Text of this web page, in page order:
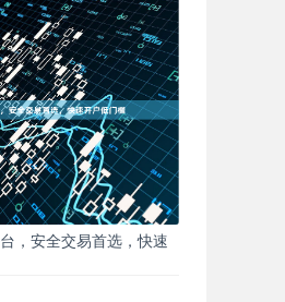
，安全交易首选，快速